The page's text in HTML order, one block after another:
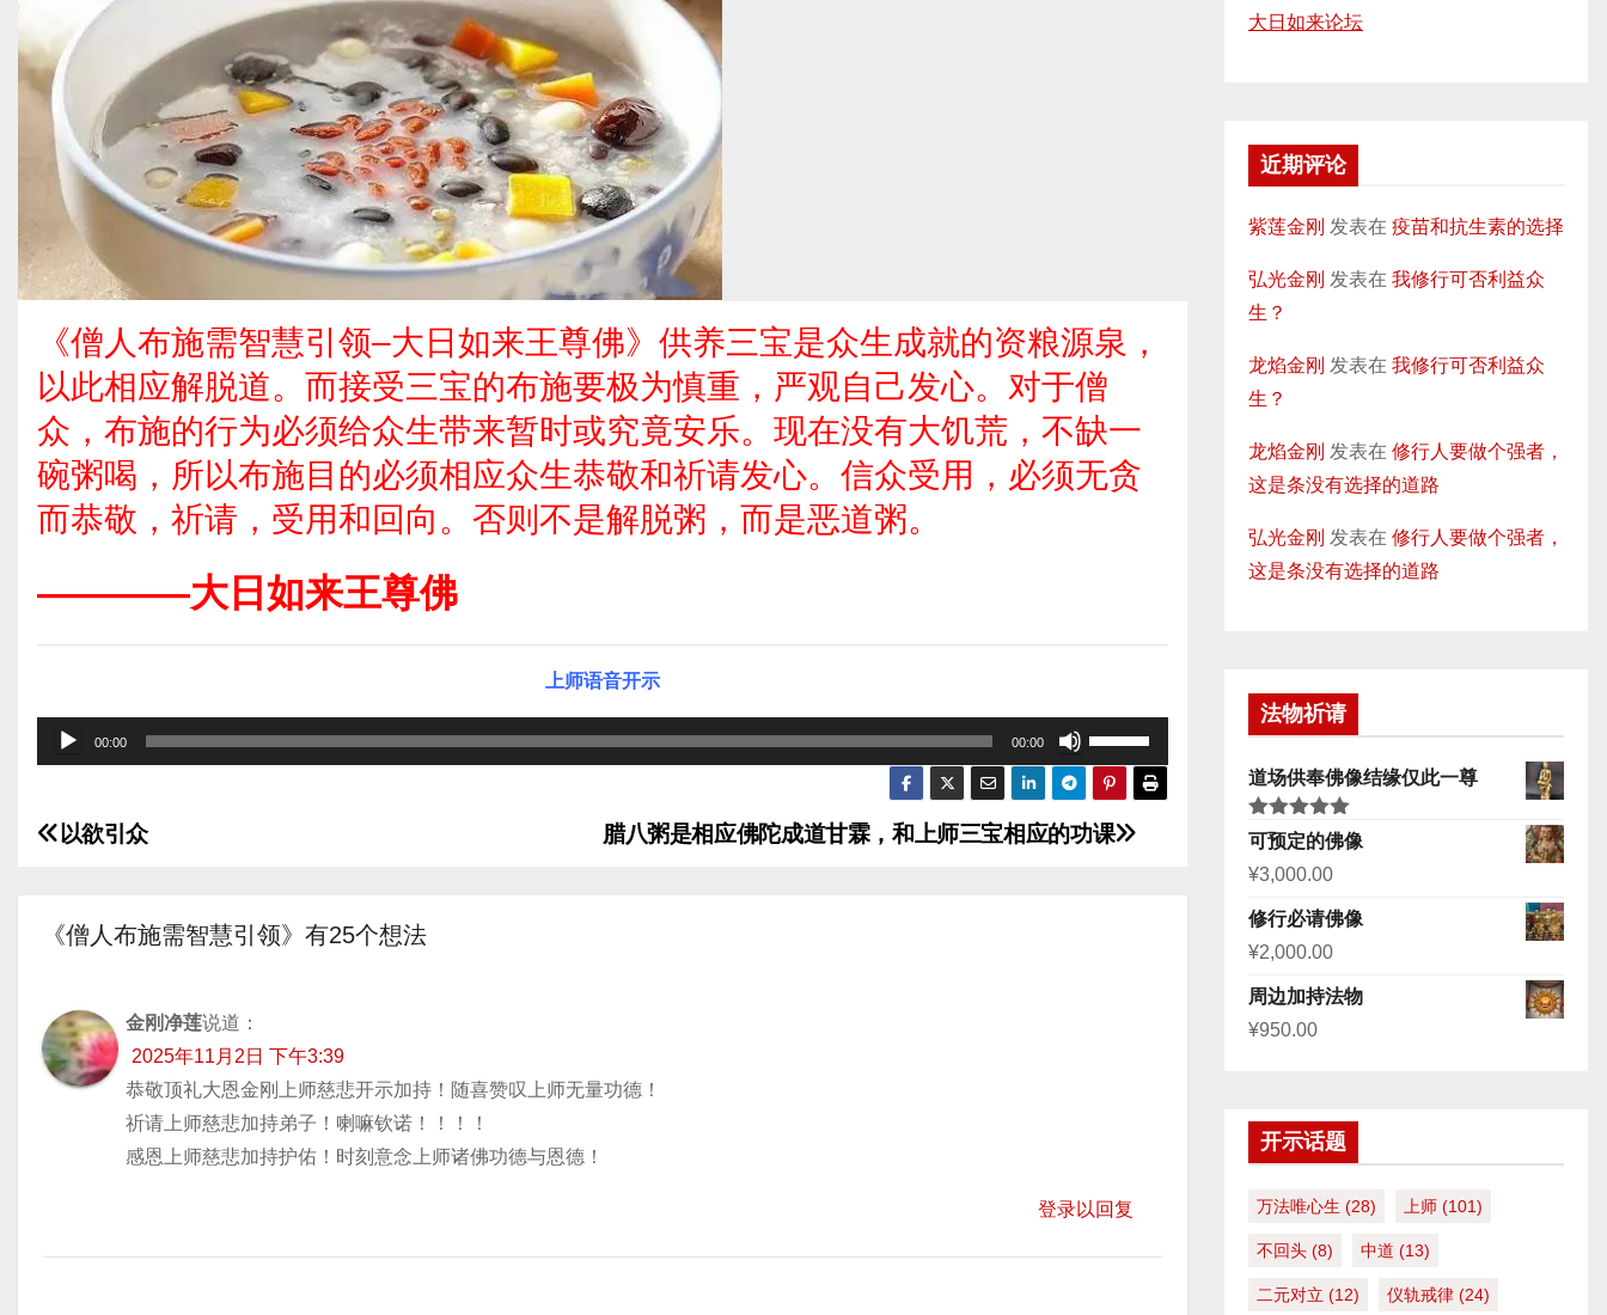
《僧人布施需智慧引领–大日如来王尊佛》供养三宝是众生成就的资粮源泉，
以此相应解脱道。而接受三宝的布施要极为慎重，严观自己发心。对于僧
众，布施的行为必须给众生带来暂时或究竟安乐。现在没有大饥荒，不缺一
碗粥喝，所以布施目的必须相应众生恭敬和祈请发心。信众受用，必须无贪
而恭敬，祈请，受用和回向。否则不是解脱粥，而是恶道粥。
————大日如来王尊佛
上师语音开示
频
放
00:00 00:00
使
用
上
/
音
文
导
腊八粥是相应佛陀成道甘霖，和上师三宝相应的功课
以欲引众
《僧人布施需智慧引领》有25个想法
金刚净莲说道：
2025年11月2日 下午3:39
恭敬顶礼大恩金刚上师慈悲开示加持！随喜赞叹上师无量功德！
祈请上师慈悲加持弟子！喇嘛钦诺！！！！
感恩上师慈悲加持护佑！时刻意念上师诸佛功德与恩德！
登录以回复
大日如来论坛
近期评论
紫莲金刚 发表在 疫苗和抗生素的选择
弘光金刚 发表在 我修行可否利益众
生？
龙焰金刚 发表在 我修行可否利益众
生？
龙焰金刚 发表在 修行人要做个强者，
这是条没有选择的道路
弘光金刚 发表在 修行人要做个强者，
这是条没有选择的道路
法物祈请
道场供奉佛像结缘仅此一尊
评分5.00
&sol; 5
可预定的佛像
¥3,000.00
修行必请佛像
¥2,000.00
周边加持法物
¥950.00
开示话题
万法唯心生 (28) 上师 (101)
不回头 (8) 中道 (13)
二元对立 (12) 仪轨戒律 (24)